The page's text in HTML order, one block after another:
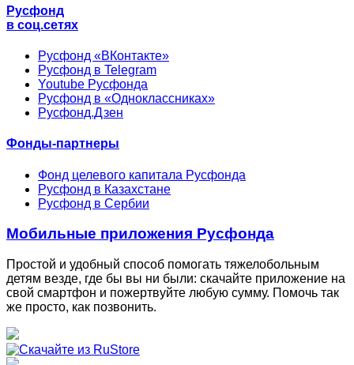
Русфонд
в соц.сетях
Русфонд «ВКонтакте»
Русфонд в Telegram
Youtube Русфонда
Русфонд в «Одноклассниках»
Русфонд.Дзен
Фонды-партнеры
Фонд целевого капитала Русфонда
Русфонд в Казахстане
Русфонд в Сербии
Мобильные приложения Русфонда
Простой и удобный способ помогать тяжелобольным
детям везде, где бы вы ни были: скачайте приложение на
свой смартфон и пожертвуйте любую сумму. Помочь так
же просто, как позвонить.